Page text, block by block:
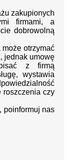
zakupionych
firmami, a
dobrowolną
otrzymać
jednak umowę
z firmą
wystawia
roszczenia czy
poinformuj nas